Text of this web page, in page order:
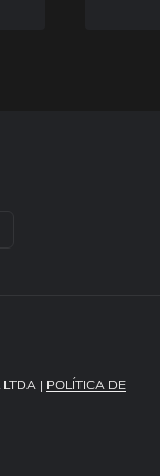
| POLÍTICA DE